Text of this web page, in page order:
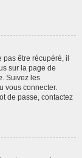
être récupéré, il
sur la page de
. Suivez les
vous connecter.
de passe, contactez